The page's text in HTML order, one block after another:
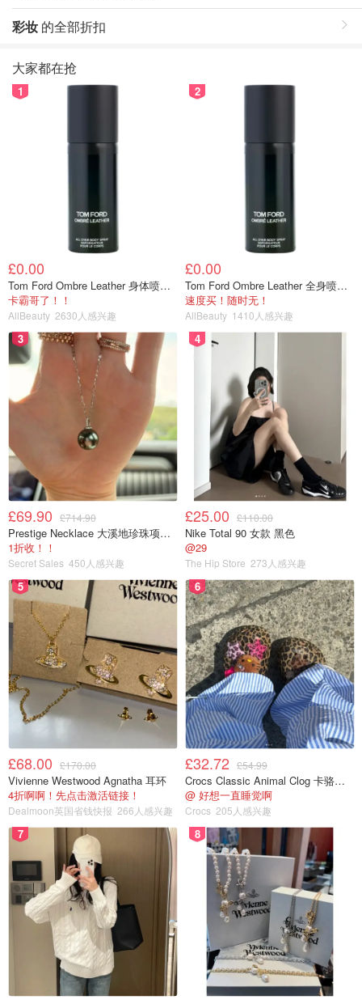
彩妆 的全部折扣
大家都在抢
1
£0.00
Tom Ford Ombre Leather 身体喷雾 150ml
卡霸哥了！！
AllBeauty 2630人感兴趣
2
£0.00
Tom Ford Ombre Leather 全身喷雾 150ml
速度买！随时无！
AllBeauty 1410人感兴趣
3
£69.90 £714.90
Prestige Necklace 大溪地珍珠项链 10-11mm
1折收！！
Secret Sales 450人感兴趣
4
£25.00 £110.00
Nike Total 90 女款 黑色
@29
The Hip Store 273人感兴趣
5
£68.00 £170.00
Vivienne Westwood Agnatha 耳环
4折啊啊！先点击激活链接！
Dealmoon英国省钱快报 266人感兴趣
6
£32.72 £54.99
Crocs Classic Animal Clog 卡骆驰动物印花洞洞鞋
@ 好想一直睡觉啊
Crocs 205人感兴趣
7 8